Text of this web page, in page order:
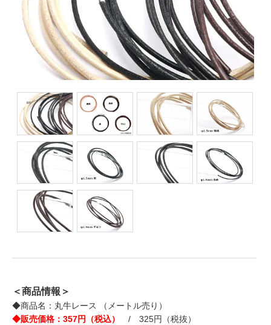
＜商品情報＞
◆商品名：丸牛レース （メートル売り）
◆販売価格：357円（税込）
/ 325円（税抜）